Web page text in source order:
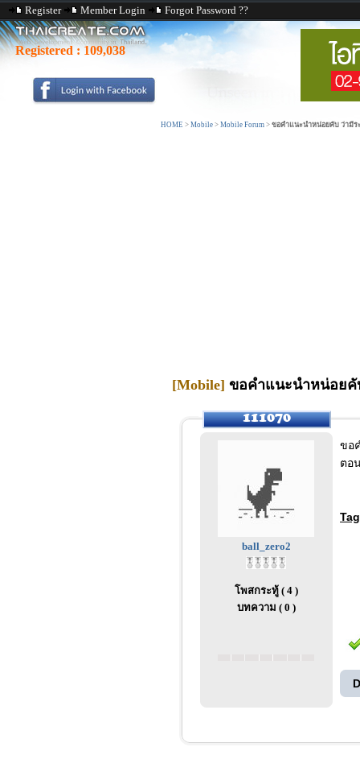
Register Member Login Forgot Password ??
Registered : 109,038
HOME > Mobile > Mobile Forum > ขอคำแนะนำหน่อยคับ ว่ามีร
[Mobile] ขอคำแนะนำหน่อยคั
ball_zero2
โพสกระทู้ ( 4 )
บทความ ( 0 )
ขอ
ตอ
Tag